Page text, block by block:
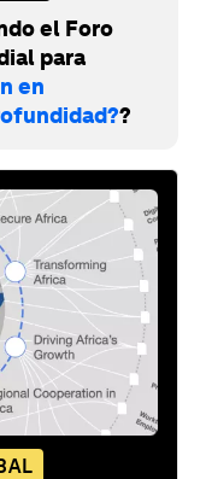
el Foro
para
en
?